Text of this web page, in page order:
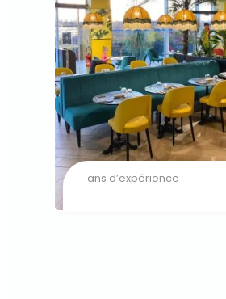
ans d’expérience